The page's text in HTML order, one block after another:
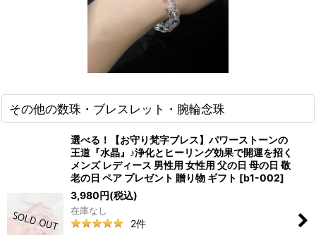
その他の数珠・ブレスレット・腕輪念珠
選べる！【お守り梵字ブレス】パワーストーンの
王道『水晶』♪浄化とヒーリング効果で開運を招く
メンズ レディース 男性用 女性用 父の日 母の日 敬
老の日 ペア プレゼント 贈り物 ギフト [b1-002]
3,980円(税込)
在庫なし
2件